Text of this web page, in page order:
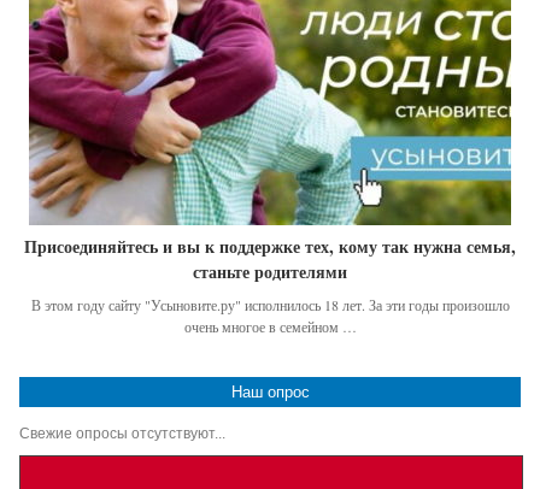
Присоединяйтесь и вы к поддержке тех, кому так нужна семья,
станьте родителями
В этом году сайту "Усыновите.ру" исполнилось 18 лет. За эти годы произошло
очень многое в семейном …
Наш опрос
Свежие опросы отсутствуют...